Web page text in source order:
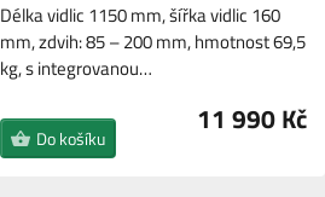
Délka vidlic 1150 mm, šířka vidlic 160
mm, zdvih: 85 – 200 mm, hmotnost 69,5
kg, s integrovanou…
11 990 Kč
Do košíku